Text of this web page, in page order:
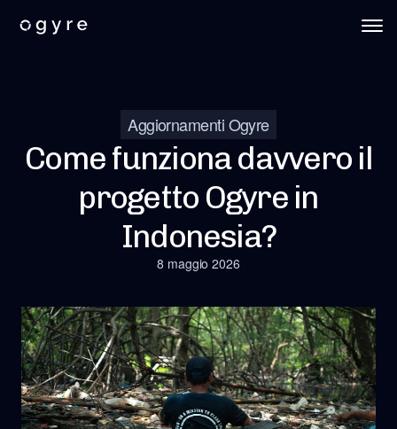
Aggiornamenti Ogyre
Come funziona davvero il
progetto Ogyre in
Indonesia?
8 maggio 2026